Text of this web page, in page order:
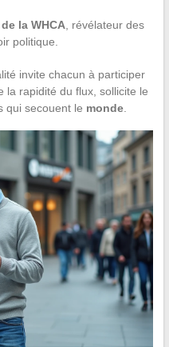
la WHCA, révélateur des
politique.
invite chacun à participer
la rapidité du flux, sollicite le
qui secouent le monde.